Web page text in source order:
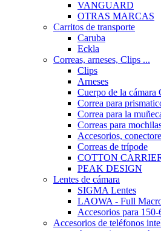
VANGUARD
OTRAS MARCAS
Carritos de transporte
Caruba
Eckla
Correas, arneses, Clips ...
Clips
Arneses
Cuerpo de la cámara
Correa para
Correa para la
Correas para
Accesorios,
Correas de trípode
COTTON
PEAK DESIGN
Lentes de cámara
SIGMA Lentes
LAOWA - Full
Accesorios para
Accesorios de teléfonos